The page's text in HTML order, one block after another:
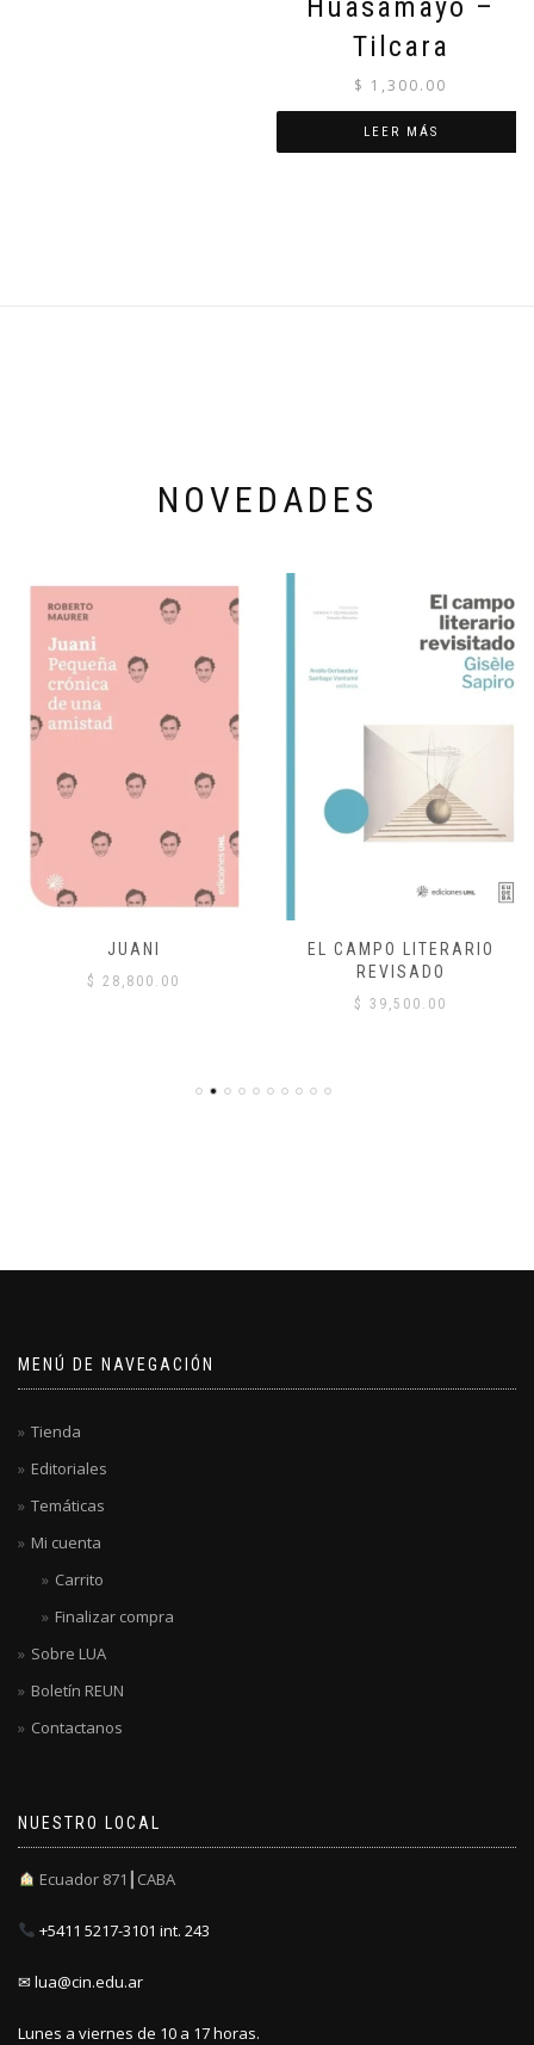
Huasamayo –
Tilcara
$ 1,300.00
LEER MÁS
NOVEDADES
JUANI
$ 28,800.00
EL CAMPO LITERARIO
REVISADO
$ 39,500.00
MENÚ DE NAVEGACIÓN
Tienda
Editoriales
Temáticas
Mi cuenta
Carrito
Finalizar compra
Sobre LUA
Boletín REUN
Contactanos
NUESTRO LOCAL
Ecuador 871┃CABA
+5411 5217-3101 int. 243
✉ lua@cin.edu.ar
Lunes a viernes de 10 a 17 horas.